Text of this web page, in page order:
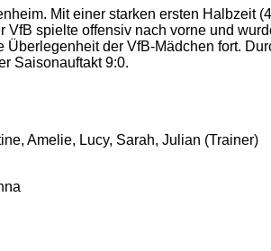
Mit einer starken ersten Halbzeit
VfB spielte offensiv nach vorne und
der VfB-Mädchen fort.
Saisonauftakt 9:0.
Amelie, Lucy, Sarah, Julian (Trainer)